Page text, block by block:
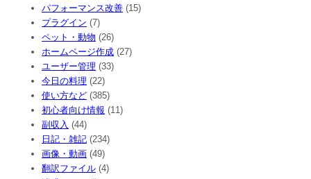
パフォーマンス改善 (15)
プラグイン (7)
ペット・動物 (26)
ホームページ作成 (27)
ユーザー管理 (33)
今日の料理 (22)
使い方など (385)
初心者向け情報 (11)
副収入 (44)
日記・雑記 (234)
画像・動画 (49)
翻訳ファイル (4)